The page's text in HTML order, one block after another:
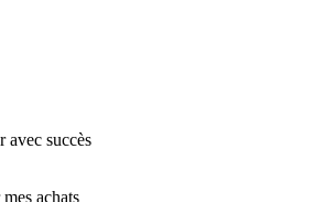
avec succès
achats